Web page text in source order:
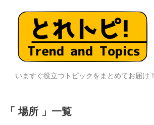
いますぐ役立つトピックをまとめてお届け！
「 場所 」一覧